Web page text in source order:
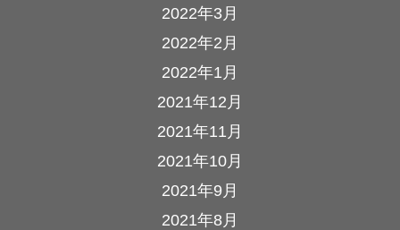
2022年3月
2022年2月
2022年1月
2021年12月
2021年11月
2021年10月
2021年9月
2021年8月